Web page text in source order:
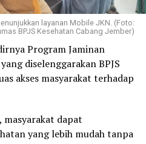
dan tidak
kantor BPJS Kesehatan
lebih praktis dan mudah
REHAB 3.0 melalui
sangat mudah. Saya
benar-benar menjadi solusi
sesuai kemampuan.
layanan Mobile JKN. (Foto:
BPJS Kesehatan Cabang Jember)
Program Jaminan
diselenggarakan BPJS
akses masyarakat terhadap
dapat
yang lebih mudah tanpa